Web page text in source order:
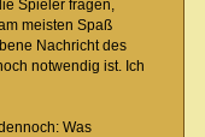
Spieler fragen,
meisten Spaß
Nachricht des
notwendig ist. Ich
Was